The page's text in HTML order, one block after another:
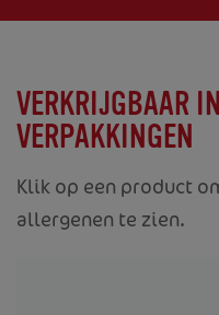
VERKRIJGBAAR
VERPAKKINGEN
Klik op een product
allergenen te zien.